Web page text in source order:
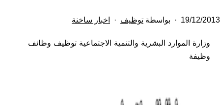
تم
في
19/12/2013 بواسطة توظيف
مصنف
اخبار ساخنة
وزارة الموارد البشرية والتنمية الاجتماعية توظيف وظائف
وظيفة